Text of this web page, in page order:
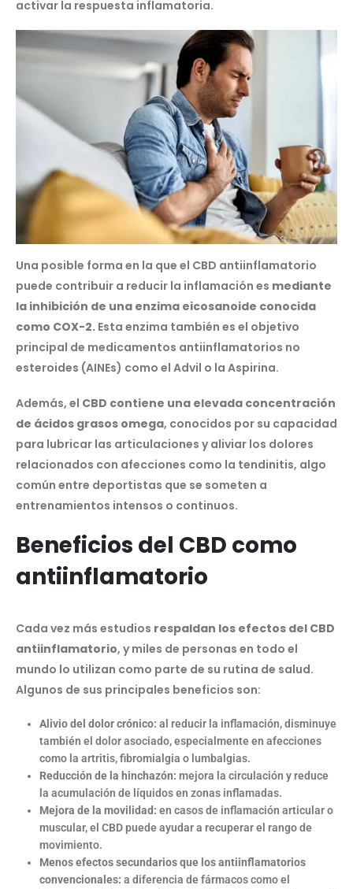
activar la respuesta inflamatoria.
Una posible forma en la que el CBD antiinflamatorio
puede contribuir a reducir la inflamación es mediante
la inhibición de una enzima eicosanoide conocida
como COX-2. Esta enzima también es el objetivo
principal de medicamentos antiinflamatorios no
esteroides (AINEs) como el Advil o la Aspirina.
Además, el CBD contiene una elevada concentración
de ácidos grasos omega, conocidos por su capacidad
para lubricar las articulaciones y aliviar los dolores
relacionados con afecciones como la tendinitis, algo
común entre deportistas que se someten a
entrenamientos intensos o continuos.
Beneficios del CBD como
antiinflamatorio
Cada vez más estudios respaldan los efectos del CBD
antiinflamatorio, y miles de personas en todo el
mundo lo utilizan como parte de su rutina de salud.
Algunos de sus principales beneficios son:
Alivio del dolor crónico: al reducir la inflamación, disminuye
también el dolor asociado, especialmente en afecciones
como la artritis, fibromialgia o lumbalgias.
Reducción de la hinchazón: mejora la circulación y reduce
la acumulación de líquidos en zonas inflamadas.
Mejora de la movilidad: en casos de inflamación articular o
muscular, el CBD puede ayudar a recuperar el rango de
movimiento.
Menos efectos secundarios que los antiinflamatorios
convencionales: a diferencia de fármacos como el